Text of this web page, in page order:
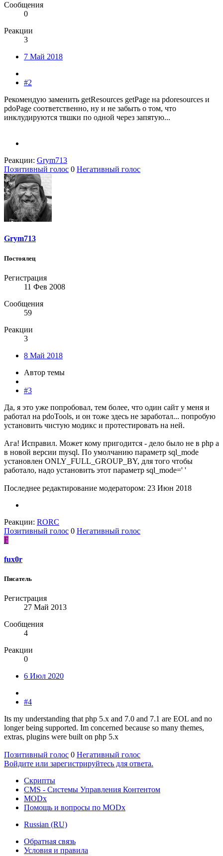
Сообщения
0
Реакции
3
7 Май 2018
#2
Рекомендую заменить getResources getPage на pdoresources и
pdoPage соответственно, ну и не забыть о том, что
инклудируются твшки по одной через запятую...
Реакции: Grym713
Позитивный голос 0 Негативный голос
Grym713
Постоялец
Регистрация
11 Фев 2008
Сообщения
59
Реакции
3
8 Май 2018
Автор темы
#3
Да, я это уже попробовал, тем более, что один сайт у меня и
работал на pdoTools, и он тоже здесь не заработал... попробую
установить чистую модикс и протестировать на ней.
Ага! Исправил. Может кому пригодится - дело было не в php а
в новой версии mysql. По умолчанию параметр sql_mode
установлен ONLY_FULL_GROUP_BY, для того чтобы
работало, надо установить этот параметр sql_mode=' '
Последнее редактирование модератором: 23 Июн 2018
Реакции: RORC
Позитивный голос 0 Негативный голос
F
fux0r
Писатель
Регистрация
27 Май 2013
Сообщения
4
Реакции
0
6 Июл 2020
#4
Its my understanding that php 5.x and 7.0 and 7.1 are EOL and no
longer being supported. Im concerned because so many themes,
extras, plugins were built on php 5.x
Позитивный голос 0 Негативный голос
Войдите или зарегистрируйтесь для ответа.
Скрипты
CMS - Системы Управления Контентом
MODx
Помощь и вопросы по MODx
Russian (RU)
Обратная связь
Условия и правила